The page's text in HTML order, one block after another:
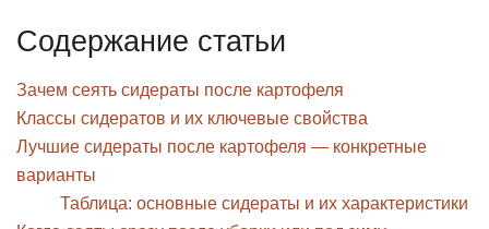
Содержание статьи
Зачем сеять сидераты после картофеля
Классы сидератов и их ключевые свойства
Лучшие сидераты после картофеля — конкретные
варианты
Таблица: основные сидераты и их характеристики